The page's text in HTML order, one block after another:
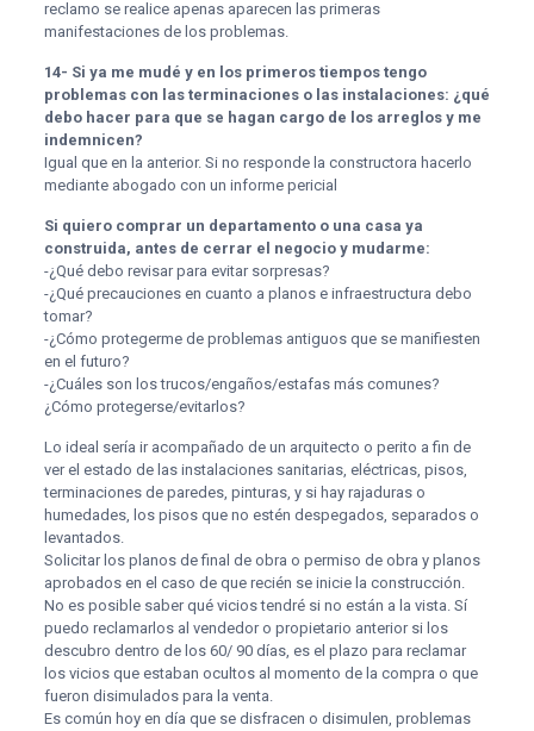
reclamo se realice apenas aparecen las primeras
manifestaciones de los problemas.
14- Si ya me mudé y en los primeros tiempos tengo
problemas con las terminaciones o las instalaciones: ¿qué
debo hacer para que se hagan cargo de los arreglos y me
indemnicen?
Igual que en la anterior. Si no responde la constructora hacerlo
mediante abogado con un informe pericial
Si quiero comprar un departamento o una casa ya
construida, antes de cerrar el negocio y mudarme:
-¿Qué debo revisar para evitar sorpresas?
-¿Qué precauciones en cuanto a planos e infraestructura debo
tomar?
-¿Cómo protegerme de problemas antiguos que se manifiesten
en el futuro?
-¿Cuáles son los trucos/engaños/estafas más comunes?
¿Cómo protegerse/evitarlos?
Lo ideal sería ir acompañado de un arquitecto o perito a fin de
ver el estado de las instalaciones sanitarias, eléctricas, pisos,
terminaciones de paredes, pinturas, y si hay rajaduras o
humedades, los pisos que no estén despegados, separados o
levantados.
Solicitar los planos de final de obra o permiso de obra y planos
aprobados en el caso de que recién se inicie la construcción.
No es posible saber qué vicios tendré si no están a la vista. Sí
puedo reclamarlos al vendedor o propietario anterior si los
descubro dentro de los 60/ 90 días, es el plazo para reclamar
los vicios que estaban ocultos al momento de la compra o que
fueron disimulados para la venta.
Es común hoy en día que se disfracen o disimulen, problemas